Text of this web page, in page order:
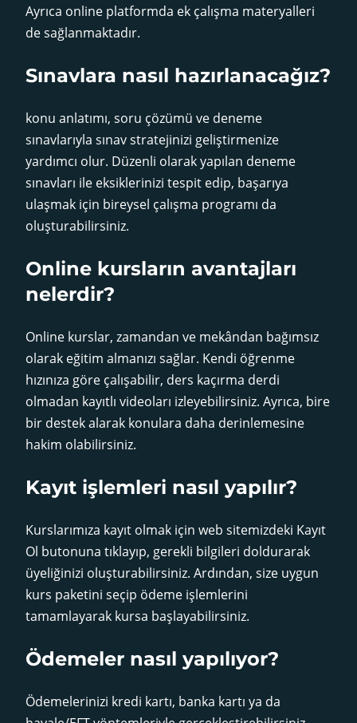
Ayrıca online platformda ek çalışma materyalleri
de sağlanmaktadır.
Sınavlara nasıl hazırlanacağız?
konu anlatımı, soru çözümü ve deneme
sınavlarıyla sınav stratejinizi geliştirmenize
yardımcı olur. Düzenli olarak yapılan deneme
sınavları ile eksiklerinizi tespit edip, başarıya
ulaşmak için bireysel çalışma programı da
oluşturabilirsiniz.
Online kursların avantajları
nelerdir?
Online kurslar, zamandan ve mekândan bağımsız
olarak eğitim almanızı sağlar. Kendi öğrenme
hızınıza göre çalışabilir, ders kaçırma derdi
olmadan kayıtlı videoları izleyebilirsiniz. Ayrıca, bire
bir destek alarak konulara daha derinlemesine
hakim olabilirsiniz.
Kayıt işlemleri nasıl yapılır?
Kurslarımıza kayıt olmak için web sitemizdeki Kayıt
Ol butonuna tıklayıp, gerekli bilgileri doldurarak
üyeliğinizi oluşturabilirsiniz. Ardından, size uygun
kurs paketini seçip ödeme işlemlerini
tamamlayarak kursa başlayabilirsiniz.
Ödemeler nasıl yapılıyor?
Ödemelerinizi kredi kartı, banka kartı ya da